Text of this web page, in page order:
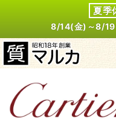
夏季
8/14(金)～8/
兵庫・西宮/神戸市のお客様よりカルテ
預かりしました。カルティエ 時計の買
せ下さい。（2022年2月時点の価格です